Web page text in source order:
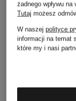
żadnego wpływu
Tutaj możesz
W naszej polityce
informacji na temat
które my i nasi